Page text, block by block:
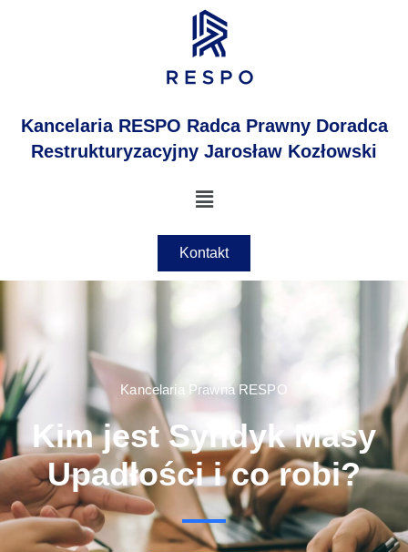
Kancelaria RESPO Radca Prawny Doradca
Restrukturyzacyjny Jarosław Kozłowski
Menu
Kontakt
Kancelaria Prawna RESPO
Kim jest Syndyk Masy
Upadłości i co robi?